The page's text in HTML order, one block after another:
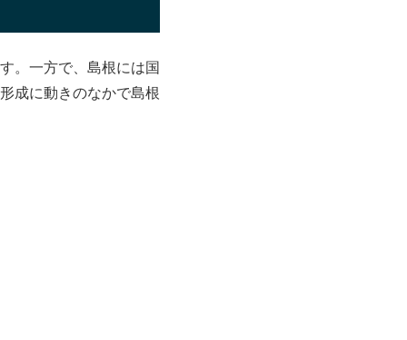
。一方で、島根には国
成に動きのなかで島根